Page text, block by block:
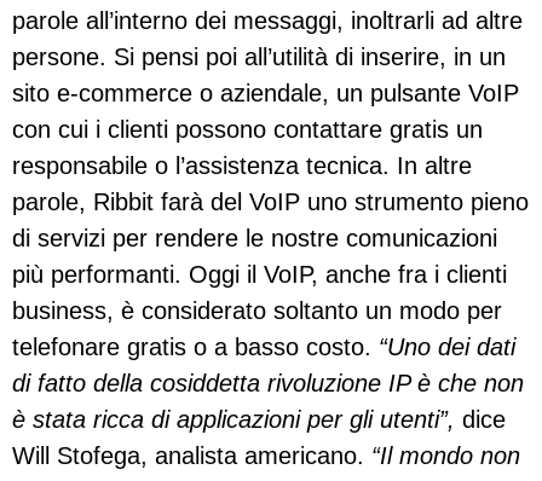
parole all’interno dei messaggi, inoltrarli ad altre
persone. Si pensi poi all’utilità di inserire, in un
sito e-commerce o aziendale, un pulsante VoIP
con cui i clienti possono contattare gratis un
responsabile o l’assistenza tecnica. In altre
parole, Ribbit farà del VoIP uno strumento pieno
di servizi per rendere le nostre comunicazioni
più performanti. Oggi il VoIP, anche fra i clienti
business, è considerato soltanto un modo per
telefonare gratis o a basso costo. “Uno dei dati
di fatto della cosiddetta rivoluzione IP è che non
è stata ricca di applicazioni per gli utenti”, dice
Will Stofega, analista americano. “Il mondo non